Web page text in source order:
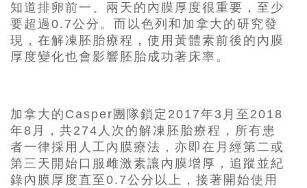
知道排卵前一、兩天的內膜厚度很重要，至少
要超過0.7公分。而以色列和加拿大的研究發
現，在解凍胚胎療程，使用黃體素前後的內膜
厚度變化也會影響胚胎成功著床率。
加拿大的Casper團隊鎖定2017年3月至2018
年8月，共274人次的解凍胚胎療程，所有患
者一律採用人工內膜療法，亦即在月經第二或
第三天開始口服雌激素讓內膜增厚，追蹤並紀
錄內膜厚度直至0.7公分以上，接著開始使用